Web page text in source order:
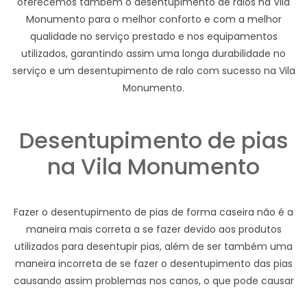
Monumento para o melhor conforto e com a melhor
qualidade no serviço prestado e nos equipamentos
utilizados, garantindo assim uma longa durabilidade no
serviço e um desentupimento de ralo com sucesso na Vila
Monumento.
Desentupimento de pias
na Vila Monumento
Fazer o desentupimento de pias de forma caseira não é a
maneira mais correta a se fazer devido aos produtos
utilizados para desentupir pias, além de ser também uma
maneira incorreta de se fazer o desentupimento das pias
causando assim problemas nos canos, o que pode causar